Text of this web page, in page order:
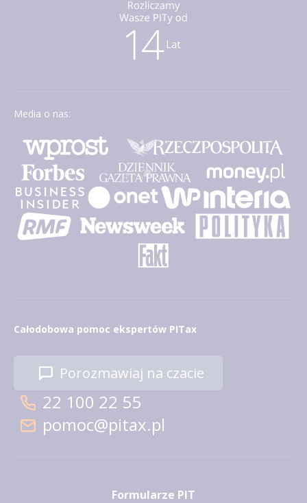
Media o nas:
Całodobowa pomoc ekspertów PITax
Porozmawiaj na czacie
22 100 22 55
pomoc@pitax.pl
Formularze PIT